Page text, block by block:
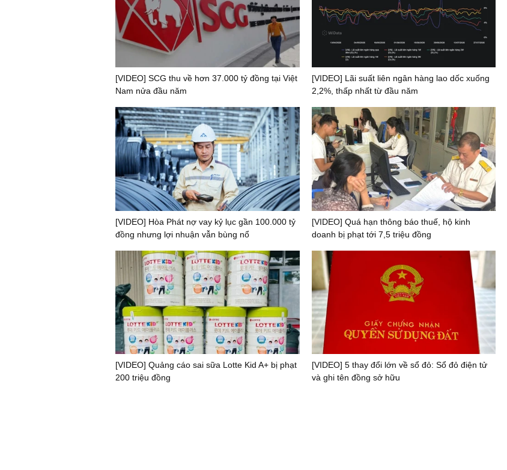
[VIDEO] SCG thu về hơn 37.000 tỷ đồng tại Việt
Nam nửa đầu năm
[VIDEO] Lãi suất liên ngân hàng lao dốc xuống
2,2%, thấp nhất từ đầu năm
[VIDEO] Hòa Phát nợ vay kỷ lục gần 100.000 tỷ
đồng nhưng lợi nhuận vẫn bùng nổ
[VIDEO] Quá hạn thông báo thuế, hộ kinh
doanh bị phạt tới 7,5 triệu đồng
[VIDEO] Quảng cáo sai sữa Lotte Kid A+ bị phạt
200 triệu đồng
[VIDEO] 5 thay đổi lớn về sổ đỏ: Sổ đỏ điện tử
và ghi tên đồng sở hữu